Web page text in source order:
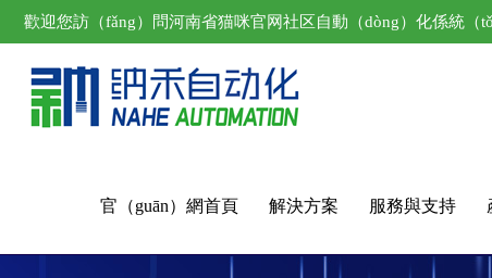
歡迎您訪（fǎng）問河南省猫咪官网社区自動（dòng）化係統
官（guān）網首頁 解決方案 服務與支持